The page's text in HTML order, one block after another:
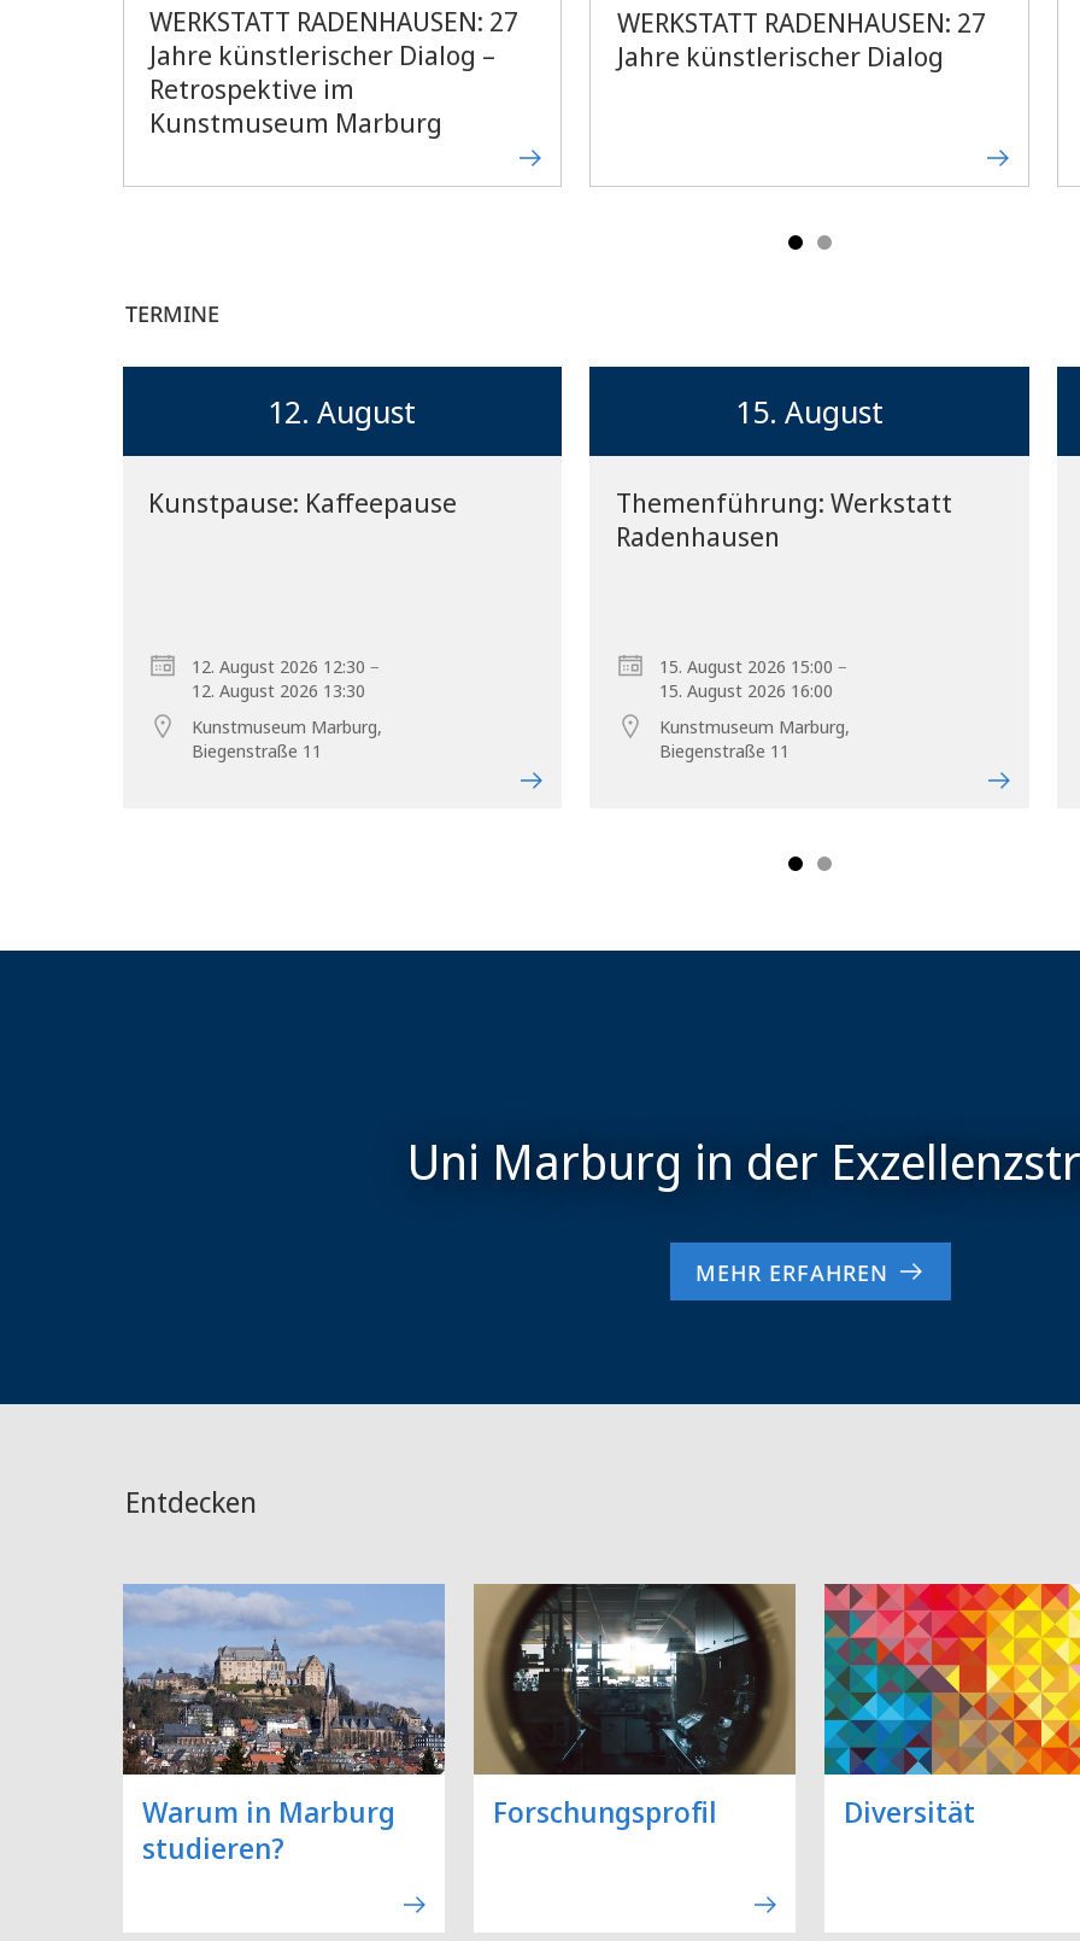
WERKSTATT RADENHAUSEN: 27
Jahre künstlerischer Dialog –
Retrospektive im
Kunstmuseum Marburg
WERKSTATT RADENHAUSEN: 27
Jahre künstlerischer Dialog
TERMINE
12. August
Kunstpause: Kaffeepause
12. August 2026 12:30 –
12. August 2026 13:30
Kunstmuseum Marburg,
Biegenstraße 11
15. August
Themenführung: Werkstatt
Radenhausen
15. August 2026 15:00 –
15. August 2026 16:00
Kunstmuseum Marburg,
Biegenstraße 11
MEHR ERFAHREN
Entdecken
Warum in Marburg
studieren?
Forschungsprofil Diversität